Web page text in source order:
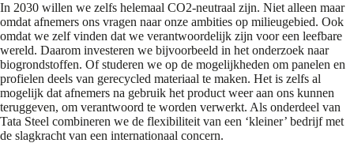
In 2030 willen we zelfs helemaal CO2-neutraal zijn. Niet alleen maar
omdat afnemers ons vragen naar onze ambities op milieugebied. Ook
omdat we zelf vinden dat we verantwoordelijk zijn voor een leefbare
wereld. Daarom investeren we bijvoorbeeld in het onderzoek naar
biogrondstoffen. Of studeren we op de mogelijkheden om panelen en
profielen deels van gerecycled materiaal te maken. Het is zelfs al
mogelijk dat afnemers na gebruik het product weer aan ons kunnen
teruggeven, om verantwoord te worden verwerkt. Als onderdeel van
Tata Steel combineren we de flexibiliteit van een ‘kleiner’ bedrijf met
de slagkracht van een internationaal concern.